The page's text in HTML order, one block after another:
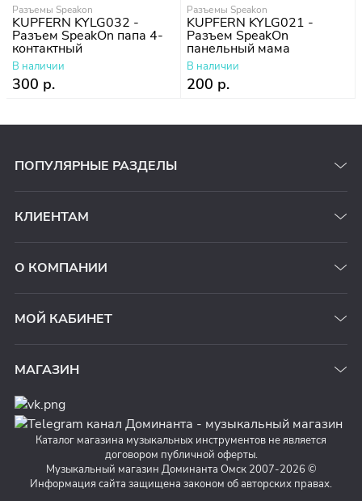
Разъемы Speakon
KUPFERN KYLG032 -
Разъем SpeakOn папа 4-
контактный
В наличии
300 р.
Разъемы Speakon
KUPFERN KYLG021 -
Разъем SpeakOn
панельный мама
В наличии
200 р.
ПОПУЛЯРНЫЕ РАЗДЕЛЫ
КЛИЕНТАМ
О КОМПАНИИ
МОЙ КАБИНЕТ
МАГАЗИН
Каталог магазина музыкальных инструментов не является
договором публичной оферты.
Музыкальный магазин Доминанта Омск 2007-2026 ©
Информация сайта защищена законом об авторских правах.